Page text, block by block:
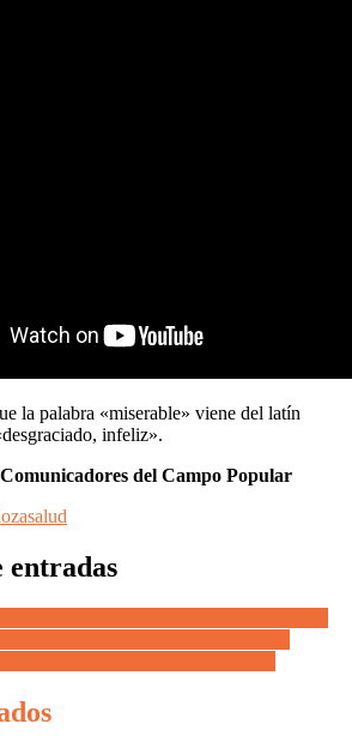
la palabra «miserable» viene del latín
infeliz».
del Campo Popular
salud
entradas